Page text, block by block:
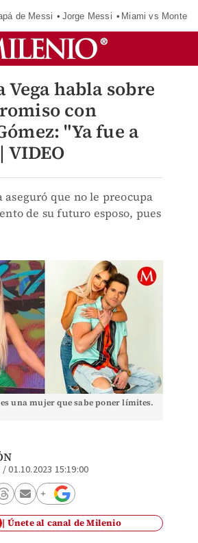
de Messi Jorge Messi Miami vs
Vega habla sobre
con
"Ya fue a
VIDEO
aseguró que no le preocupa
de su futuro esposo, pues
una mujer que sabe poner límites.
/01.10.2023 15:19:00
Únete al canal de Milenio